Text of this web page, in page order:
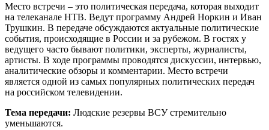
Место встречи – это политическая передача, которая выходит
на телеканале НТВ. Ведут программу Андрей Норкин и Иван
Трушкин. В передаче обсуждаются актуальные политические
события, происходящие в России и за рубежом. В гостях у
ведущего часто бывают политики, эксперты, журналисты,
артисты. В ходе программы проводятся дискуссии, интервью,
аналитические обзоры и комментарии. Место встречи
является одной из самых популярных политических передач
на российском телевидении.
Тема передачи: Людские резервы ВСУ стремительно
уменьшаются.